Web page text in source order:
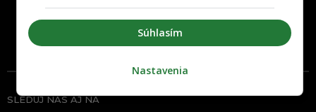
SLEDUJ NÁS AJ NA
Súhlasím
Nastavenia